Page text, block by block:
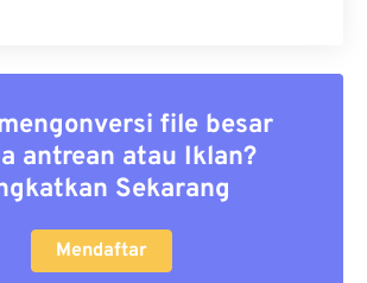
file besar
antrean atau Iklan?
Sekarang
Mendaftar